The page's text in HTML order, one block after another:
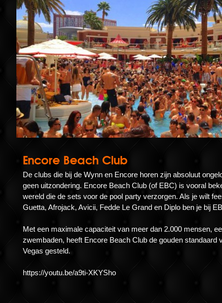
Encore Beach Club
De clubs die bij de Wynn en Encore horen zijn absoluut
geen uitzondering. Encore Beach Club (of EBC) is vooral
wereld die de sets voor de pool party verzorgen. Als je wilt
Guetta, Afrojack, Avicii, Fedde Le Grand en Diplo ben je bij
Met een maximale capaciteit van meer dan 2.000 mensen,
zwembaden, heeft Encore Beach Club de gouden standaard
Vegas gesteld.
https://youtu.be/a9ti-XKYSho